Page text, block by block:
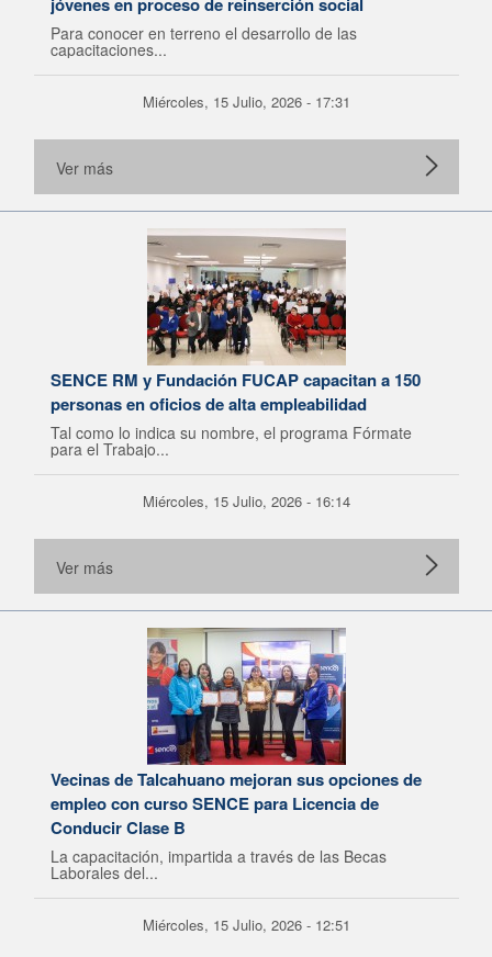
Para conocer en terreno el desarrollo de las
capacitaciones...
Miércoles, 15 Julio, 2026 - 17:31
Ver más
SENCE RM y Fundación FUCAP capacitan a 150
personas en oficios de alta empleabilidad
Tal como lo indica su nombre, el programa Fórmate
para el Trabajo...
Miércoles, 15 Julio, 2026 - 16:14
Ver más
Vecinas de Talcahuano mejoran sus opciones de
empleo con curso SENCE para Licencia de
Conducir Clase B
La capacitación, impartida a través de las Becas
Laborales del...
Miércoles, 15 Julio, 2026 - 12:51